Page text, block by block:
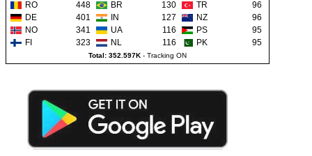
RO
448 BR 130 TR
96
DE
401 IN 127 NZ
96
NO
341 UA 116 PS
95
FI
323 NL 116 PK 95
Total: 352.597K - Tracking ON